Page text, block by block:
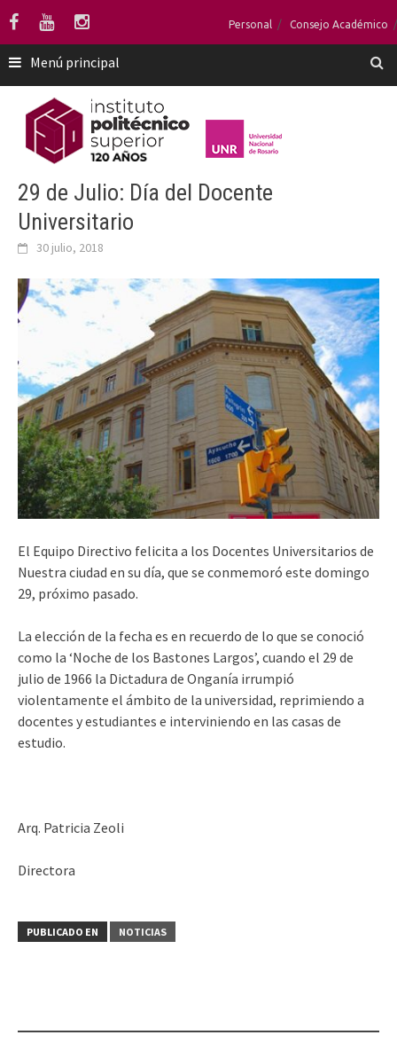
Saltar
contenido
Personal Consejo Académico
Menú principal
29 de Julio: Día del Docente
Universitario
30 julio, 2018
El Equipo Directivo felicita a los Docentes Universitarios de
Nuestra ciudad en su día, que se conmemoró este domingo
29, próximo pasado.
La elección de la fecha es en recuerdo de lo que se conoció
como la ‘Noche de los Bastones Largos’, cuando el 29 de
julio de 1966 la Dictadura de Onganía irrumpió
violentamente el ámbito de la universidad, reprimiendo a
docentes y estudiantes e interviniendo en las casas de
estudio.
Arq. Patricia Zeoli
Directora
PUBLICADO EN NOTICIAS